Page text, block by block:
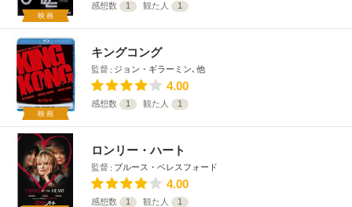
映画
感想数 1 観た人 1
映画
キングコング
監督 ジョン・ギラーミン､他
4.00
感想数 1 観た人 1
ロンリー・ハート
監督 ブルース・ベレスフォード
4.00
感想数 1 観た人 1